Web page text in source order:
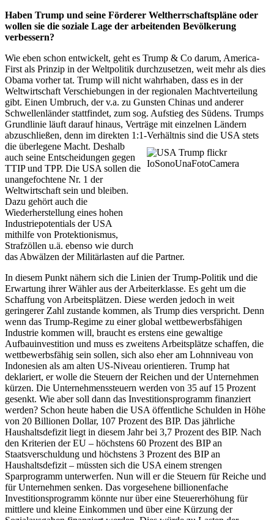
Haben Trump und seine Förderer Weltherrschaftspläne oder
wollen sie die soziale Lage der arbeitenden Bevölkerung
verbessern?
Wie eben schon entwickelt, geht es Trump & Co darum, America-
First als Prinzip in der Weltpolitik durchzusetzen, weit mehr als dies
Obama vorher tat. Trump will nicht wahrhaben, dass es in der
Weltwirtschaft Verschiebungen in der regionalen Machtverteilung
gibt. Einen Umbruch, der v.a. zu Gunsten Chinas und anderer
Schwellenländer stattfindet, zum sog. Aufstieg des Südens. Trumps
Grundlinie läuft darauf hinaus, Verträge mit einzelnen Ländern
abzuschließen, denn im direkten 1:1-Verhältnis sind die USA stets
die überlegene Macht. Deshalb
auch seine Entscheidungen gegen
TTIP und TPP. Die USA sollen die
unangefochtene Nr. 1 der
Weltwirtschaft sein und bleiben.
Dazu gehört auch die
Wiederherstellung eines hohen
Industriepotentials der USA
mithilfe von Protektionismus,
Strafzöllen u.ä. ebenso wie durch
das Abwälzen der Militärlasten auf die Partner.
In diesem Punkt nähern sich die Linien der Trump-Politik und die
Erwartung ihrer Wähler aus der Arbeiterklasse. Es geht um die
Schaffung von Arbeitsplätzen. Diese werden jedoch in weit
geringerer Zahl zustande kommen, als Trump dies verspricht. Denn
wenn das Trump-Regime zu einer global wettbewerbsfähigen
Industrie kommen will, braucht es erstens eine gewaltige
Aufbauinvestition und muss es zweitens Arbeitsplätze schaffen, die
wettbewerbsfähig sein sollen, sich also eher am Lohnniveau von
Indonesien als am alten US-Niveau orientieren. Trump hat
deklariert, er wolle die Steuern der Reichen und der Unternehmen
kürzen. Die Unternehmenssteuern werden von 35 auf 15 Prozent
gesenkt. Wie aber soll dann das Investitionsprogramm finanziert
werden? Schon heute haben die USA öffentliche Schulden in Höhe
von 20 Billionen Dollar, 107 Prozent des BIP. Das jährliche
Haushaltsdefizit liegt in diesem Jahr bei 3,7 Prozent des BIP. Nach
den Kriterien der EU – höchstens 60 Prozent des BIP an
Staatsverschuldung und höchstens 3 Prozent des BIP an
Haushaltsdefizit – müssten sich die USA einem strengen
Sparprogramm unterwerfen. Nun will er die Steuern für Reiche und
für Unternehmen senken. Das vorgesehene billionenfache
Investitionsprogramm könnte nur über eine Steuererhöhung für
mittlere und kleine Einkommen und über eine Kürzung der